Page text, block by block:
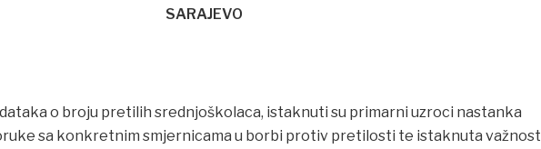
SARAJEVO
o broju pretilih srednjoškolaca, istaknuti su primarni uzroci nastanka
sa konkretnim smjernicama u borbi protiv pretilosti te istaknuta važnost